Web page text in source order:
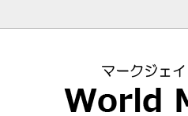
レディース新作モデル
マークジェイコブス
安心の交換返品保証